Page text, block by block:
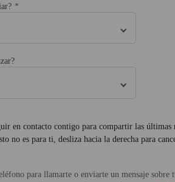
en contacto contigo para compartir las
no es para ti, desliza hacia la derecha para
para llamarte o enviarte un mensaje sobre